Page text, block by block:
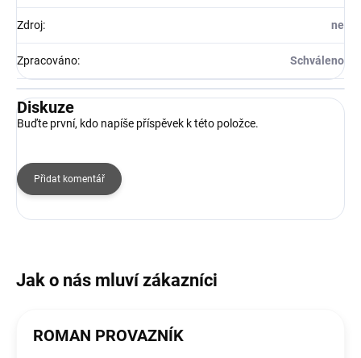
Zdroj: ne
Zpracováno: Schváleno
Diskuze
Buďte první, kdo napíše příspěvek k této položce.
Přidat komentář
ROMAN PROVAZNÍK